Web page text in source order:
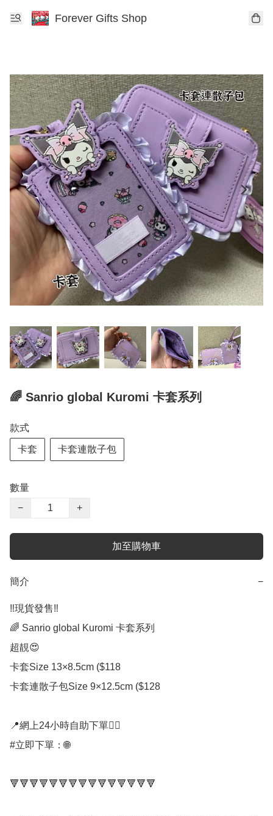
Forever Gifts Shop
🌈 Sanrio global Kuromi 卡套系列
款式
卡套 卡套連散子包
數量
−
+
加至購物車
簡介 −
‼️現貨發售‼️
🌈 Sanrio global Kuromi 卡套系列
超靚😍
卡套Size 13×8.5cm ($118
卡套連散子包Size 9×12.5cm ($128
📍網上24小時自助下單👍🏻
#立即下單：🌐
🔻🔻🔻🔻🔻🔻🔻🔻🔻🔻🔻🔻🔻🔻🔻